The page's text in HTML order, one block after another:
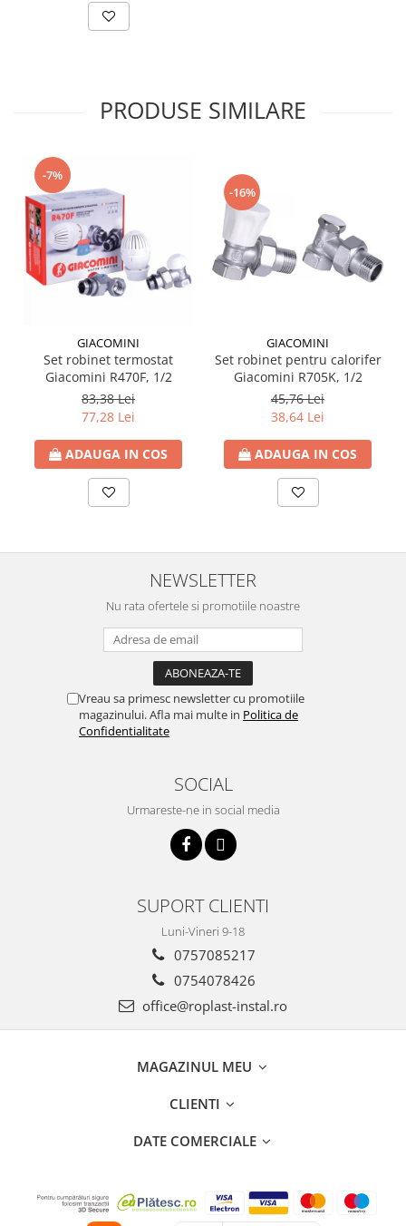
Incalzire clasica in pardoseala
Automatizare
Banda perimetrala
Accesorii
Aditiv Sapa
Pachete incalzire in pardoseala
Pompe de caldura
Invertoare
Panouri fotovoltaice
Produse Amenajare Baie
Baterii sanitare
Rigole baie: Rigola de scurgere
Racord flexibil monocomanda din
Racord flexibil din inox
Racord flexibil monocomanda cu
invelis din cauciuc
Racord flexibil cu invelis din
Clapete de actionare
Promotii pachete chiuveta +
Chiuvete bucatarie din compozit
Chiuveta bucatarie granit
Tuburi Flexibile Hota
SCHIMB
PRODUSE SIMILARE
-7%
GIACOMINI
Set robinet termostat
Giacomini R470F, 1/2
83,38 Lei
77,28 Lei
ADAUGA IN COS
-16%
GIACOMINI
Set robinet pentru calorifer
Giacomini R705K, 1/2
45,76 Lei
38,64 Lei
ADAUGA IN COS
NEWSLETTER
Nu rata ofertele si promotiile noastre
Vreau sa primesc newsletter cu promotiile
magazinului. Afla mai multe in Politica de
Confidentialitate
SOCIAL
Urmareste-ne in social media
SUPORT CLIENTI
Luni-Vineri 9-18
0757085217
0754078426
office@roplast-instal.ro
MAGAZINUL MEU
CLIENTI
DATE COMERCIALE